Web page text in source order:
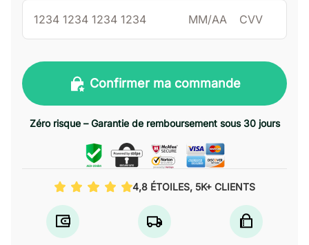
Confirmer ma commande
Zéro risque – Garantie de remboursement sous 30 jours
4,8 ÉTOILES, 5K+ CLIENTS